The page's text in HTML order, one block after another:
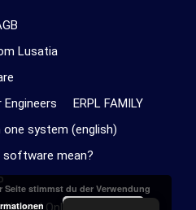
Lusatia
ERPL FAMILY
one system (english)
software mean?
Seite stimmst du der Verwendung